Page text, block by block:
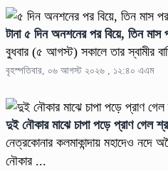
টানা ৫ দিন অনশনের পর বিয়ে, তিন
বুধবার (৫ আগস্ট) সকালে তার স্বামীর
বৃহস্পতিবার, ০৬ আগস্ট ২০২৬ , ১২:৪০ এএম
দুই নৌকার মাঝে চাপা পড়ে প্রাণ গেল
নেত্রকোনার কলমাকান্দায় মহাদেও নদে
নৌকার ...